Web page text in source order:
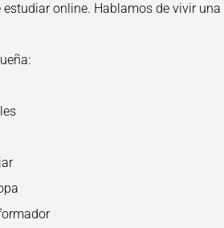
online. Hablamos de vivir una